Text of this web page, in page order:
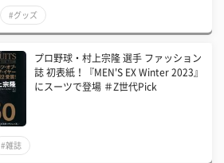
#グッズ
プロ野球・村上宗隆 選手 ファッション
誌 初表紙！『MEN'S EX Winter 2023』
にスーツで登場 ＃Z世代Pick
#雑誌